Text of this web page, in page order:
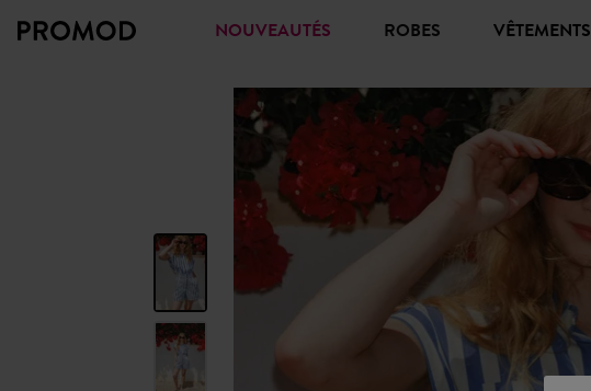
NOUVEAUTÉS ROBES VÊTEMENTS